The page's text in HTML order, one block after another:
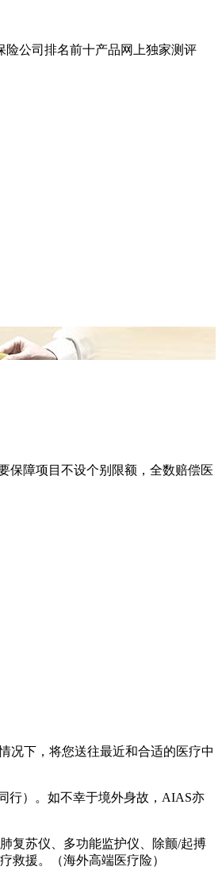
险公司排名前十产品网上独家测评
保障项目不设个别限额，全数赔偿医
况下，将您送往最近和合适的医疗中
行）。如不幸于境外身故，AIAS亦
复苏仪、多功能监护仪、除颤/起搏
救援。（海外高端医疗险）